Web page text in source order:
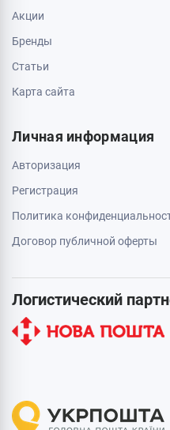
Акции
Бренды
Статьи
Карта сайта
Личная информация
Авторизация
Регистрация
Политика
Договор публичной оферты
Логистический